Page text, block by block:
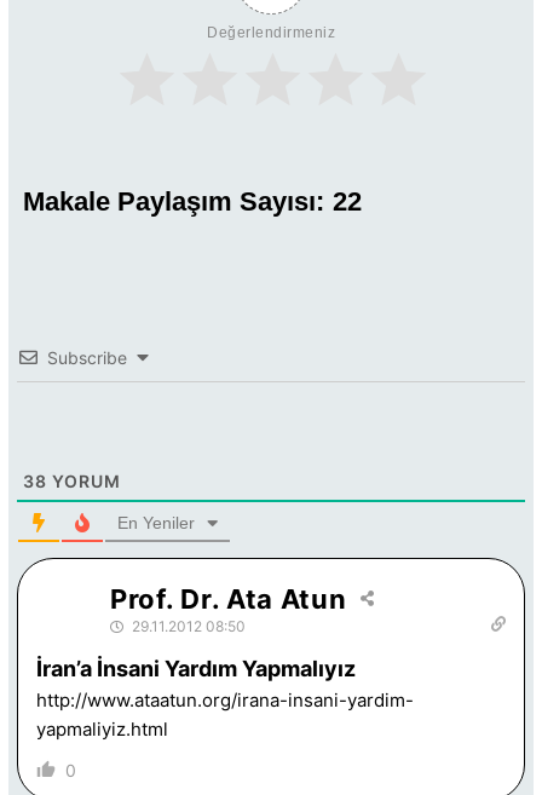
Değerlendirmeniz
Makale Paylaşım Sayısı: 22
Subscribe
38 YORUM
En Yeniler
Prof. Dr. Ata Atun
29.11.2012 08:50
İran’a İnsani Yardım Yapmalıyız
http://www.ataatun.org/irana-insani-yardim-
yapmaliyiz.html
0